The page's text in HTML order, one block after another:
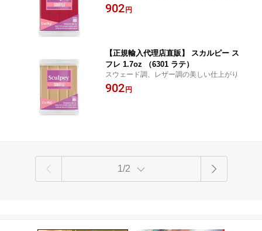
902 円
【正規輸入代理店直販】 スカルピー ス
フレ 1.7oz （6301 ラテ）
スウェード調、レザー調の美しい仕上がり
902 円
1/2